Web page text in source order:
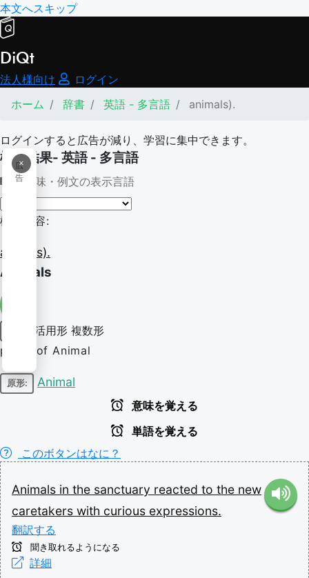
本文へスキップ
DiQt
法人様向け
ログイン
ホーム
辞書 英語 - 多言語 animals).
ログインすると広告が減り、学習に集中できます。
×
広
告
検索結果- 英語 - 多言語
意味・例文の表示言語
検索内容:
animals).
Animals
活用形 複数形
plural of Animal
原形: Animal
意味を覚える
単語を覚える
このボタンはなに？
Animals in the sanctuary reacted to the new
caretakers with curious expressions.
翻訳する
聞き取れるようになる
詳細